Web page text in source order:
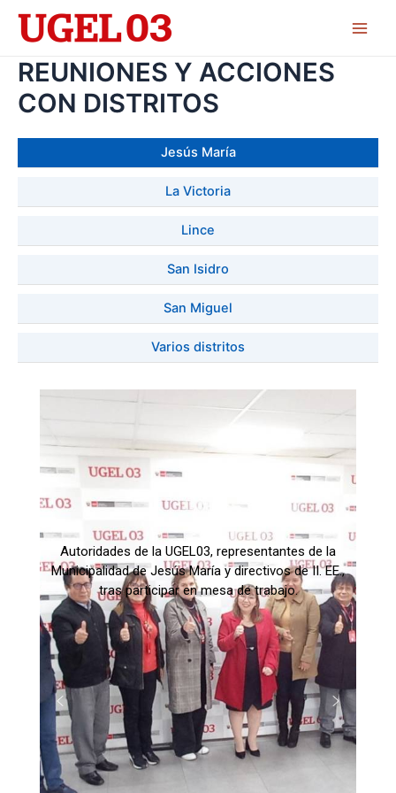
content
REUNIONES Y ACCIONES
CON DISTRITOS
Jesús María
La Victoria
Lince
San Isidro
San Miguel
Varios distritos
Autoridades de la UGEL03, representantes de la
Municipalidad de Jesús María y directivos de II. EE.,
tras participar en mesa de trabajo.